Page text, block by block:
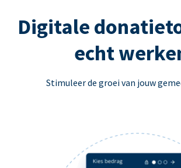
Digitale
echt
Stimuleer de groei van jouw